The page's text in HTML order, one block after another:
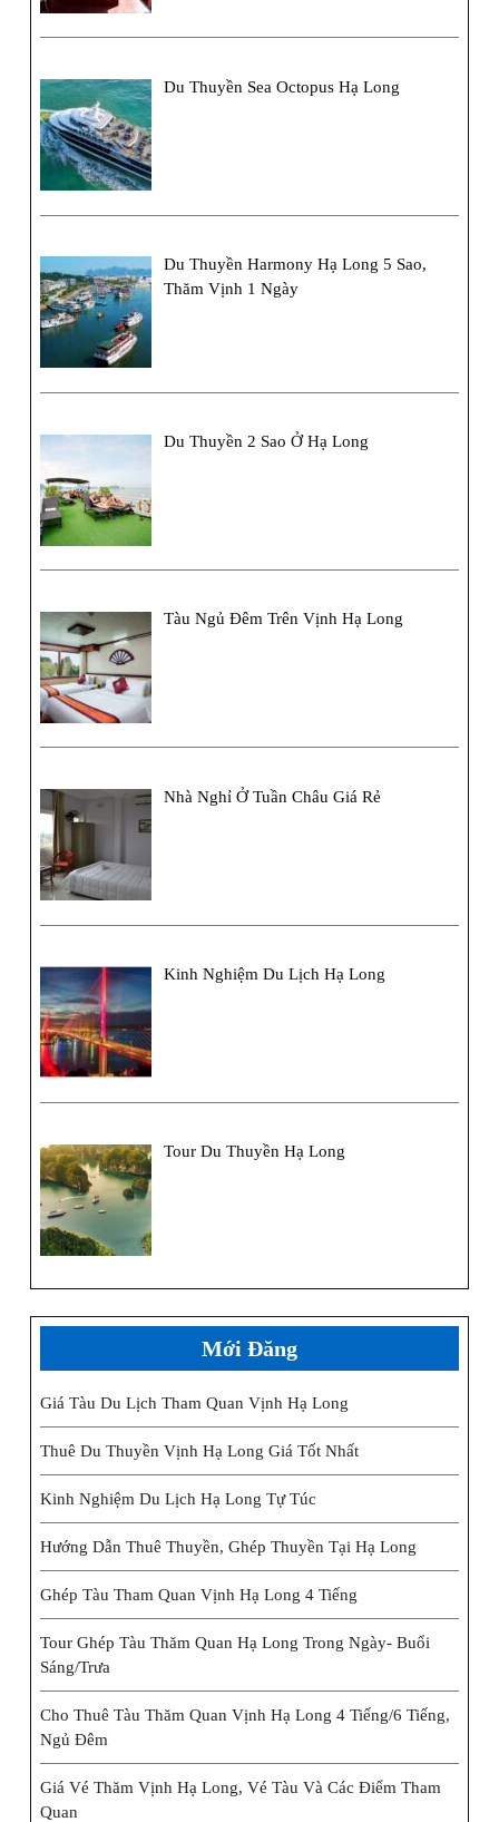
Du Thuyền Sea Octopus Hạ Long
Du Thuyền Harmony Hạ Long 5 Sao,
Thăm Vịnh 1 Ngày
Du Thuyền 2 Sao Ở Hạ Long
Tàu Ngủ Đêm Trên Vịnh Hạ Long
Nhà Nghỉ Ở Tuần Châu Giá Rẻ
Kinh Nghiệm Du Lịch Hạ Long
Tour Du Thuyền Hạ Long
Mới Đăng
Giá Tàu Du Lịch Tham Quan Vịnh Hạ Long
Thuê Du Thuyền Vịnh Hạ Long Giá Tốt Nhất
Kinh Nghiệm Du Lịch Hạ Long Tự Túc
Hướng Dẫn Thuê Thuyền, Ghép Thuyền Tại Hạ Long
Ghép Tàu Tham Quan Vịnh Hạ Long 4 Tiếng
Tour Ghép Tàu Thăm Quan Hạ Long Trong Ngày- Buổi
Sáng/trưa
Cho Thuê Tàu Thăm Quan Vịnh Hạ Long 4 Tiếng/6 Tiếng,
Ngủ Đêm
Giá Vé Thăm Vịnh Hạ Long, Vé Tàu Và Các Điểm Tham
Quan